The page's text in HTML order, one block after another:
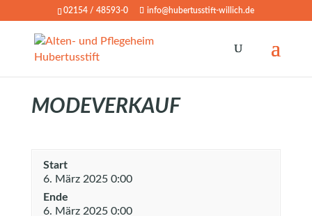
02154 / 48593-0 info@hubertusstift-willich.de
MODEVERKAUF
Start
6. März 2025 0:00
Ende
6. März 2025 0:00